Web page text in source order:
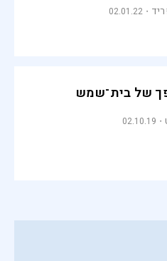
02.01.22
של בית־שמש
02.10.19